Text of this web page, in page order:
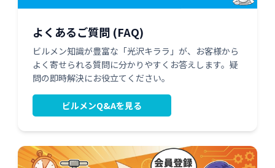
よくあるご質問 (FAQ)
ビルメン知識が豊富な「光沢キララ」が、お客様から
よく寄せられる質問に分かりやすくお答えします。疑
問の即時解決にお役立てください。
ビルメンQ&Aを見る